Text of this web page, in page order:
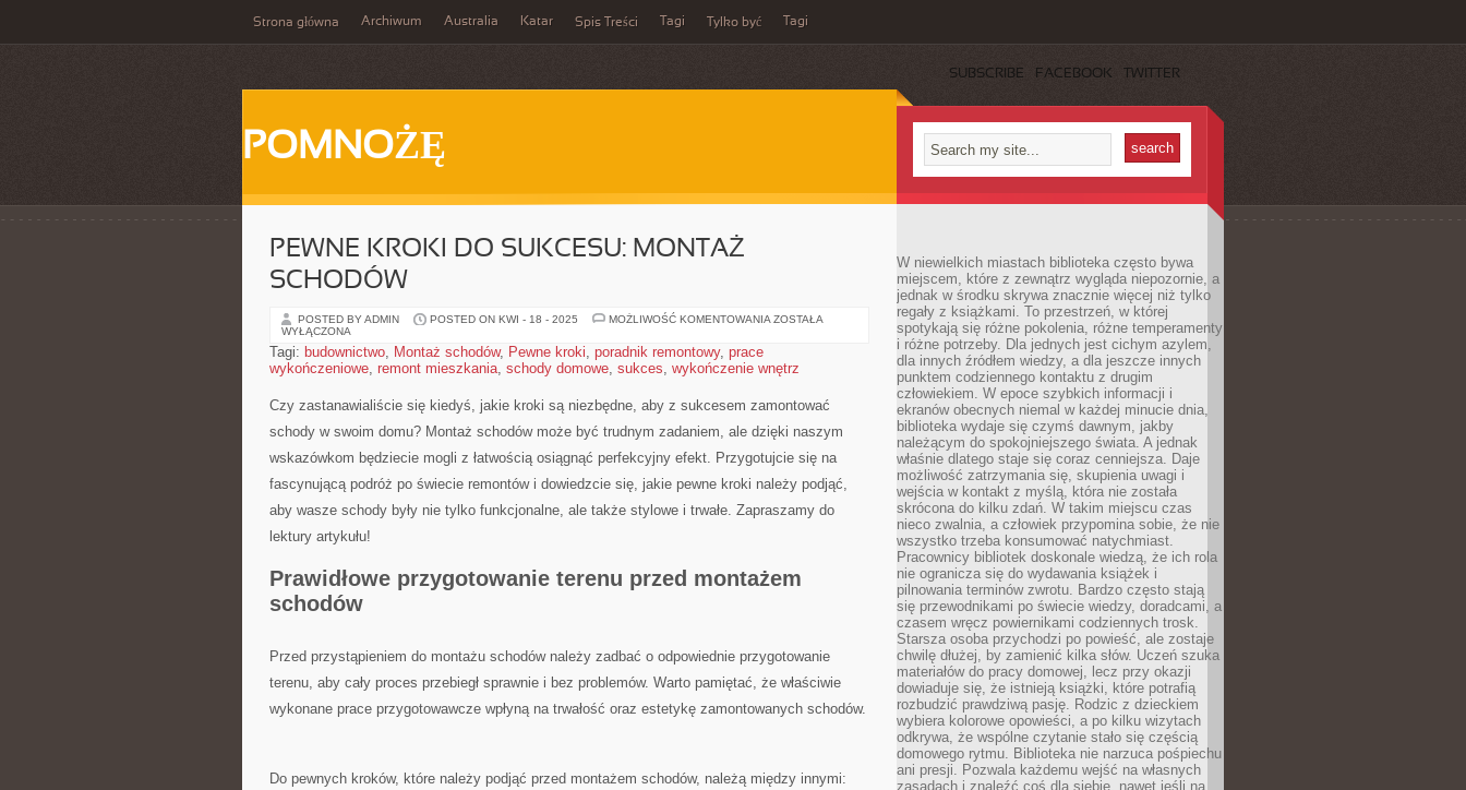
Strona główna Archiwum Australia Katar Spis Treści Tagi Tylko być Tagi
SUBSCRIBE FACEBOOK TWITTER
POMNOŻĘ
PEWNE KROKI DO SUKCESU: MONTAŻ
SCHODÓW
POSTED BY ADMIN POSTED ON KWI - 18 - 2025 MOŻLIWOŚĆ KOMENTOWANIA PEWNE
MONTAŻ
SCHODÓW
ZOSTAŁA
WYŁĄCZONA
Tagi: budownictwo, Montaż schodów, Pewne kroki, poradnik remontowy, prace
wykończeniowe, remont mieszkania, schody domowe, sukces, wykończenie wnętrz
Czy‍ zastanawialiście się ⁤kiedyś, jakie kroki ⁣są‌ niezbędne, aby ⁢z sukcesem zamontować
schody⁤ w swoim domu? Montaż schodów może ‍być trudnym zadaniem, ale dzięki naszym ​
wskazówkom ⁣będziecie mogli z łatwością ‍osiągnąć perfekcyjny efekt. Przygotujcie się na⁤
fascynującą podróż po świecie remontów i dowiedzcie się, jakie pewne kroki należy ⁣podjąć,⁤
aby wasze schody‌ były nie tylko funkcjonalne, ale ⁤także ‌stylowe i⁢ trwałe. Zapraszamy do
lektury artykułu!
Prawidłowe ​przygotowanie ​terenu przed montażem⁤
schodów
Przed ‍przystąpieniem do montażu schodów należy zadbać o ⁢odpowiednie przygotowanie
terenu, aby⁢ cały proces przebiegł sprawnie i bez problemów.‍ Warto⁣ pamiętać, że ‌właściwie
‌wykonane prace przygotowawcze wpłyną na⁢ trwałość oraz​ estetykę zamontowanych ‌schodów.
Do pewnych kroków, które należy podjąć przed‍ montażem schodów,‍ należą ​między innymi:
W niewielkich miastach biblioteka często bywa
miejscem, które z zewnątrz wygląda niepozornie, a
jednak w środku skrywa znacznie więcej niż tylko
regały z książkami. To przestrzeń, w której
spotykają się różne pokolenia, różne temperamenty
i różne potrzeby. Dla jednych jest cichym azylem,
dla innych źródłem wiedzy, a dla jeszcze innych
punktem codziennego kontaktu z drugim
człowiekiem. W epoce szybkich informacji i
ekranów obecnych niemal w każdej minucie dnia,
biblioteka wydaje się czymś dawnym, jakby
należącym do spokojniejszego świata. A jednak
właśnie dlatego staje się coraz cenniejsza. Daje
możliwość zatrzymania się, skupienia uwagi i
wejścia w kontakt z myślą, która nie została
skrócona do kilku zdań. W takim miejscu czas
nieco zwalnia, a człowiek przypomina sobie, że nie
wszystko trzeba konsumować natychmiast.
Pracownicy bibliotek doskonale wiedzą, że ich rola
nie ogranicza się do wydawania książek i
pilnowania terminów zwrotu. Bardzo często stają
się przewodnikami po świecie wiedzy, doradcami, a
czasem wręcz powiernikami codziennych trosk.
Starsza osoba przychodzi po powieść, ale zostaje
chwilę dłużej, by zamienić kilka słów. Uczeń szuka
materiałów do pracy domowej, lecz przy okazji
dowiaduje się, że istnieją książki, które potrafią
rozbudzić prawdziwą pasję. Rodzic z dzieckiem
wybiera kolorowe opowieści, a po kilku wizytach
odkrywa, że wspólne czytanie stało się częścią
domowego rytmu. Biblioteka nie narzuca pośpiechu
ani presji. Pozwala każdemu wejść na własnych
zasadach i znaleźć coś dla siebie, nawet jeśli na